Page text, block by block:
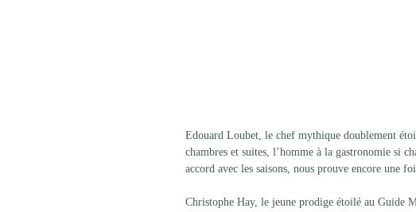
Edouard Loubet, le chef mythique doublement
chambres et suites, l’homme à la gastronomie si
accord avec les saisons, nous prouve encore une
Christophe Hay, le jeune prodige étoilé au Guide